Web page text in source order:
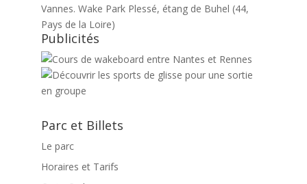
Vannes. Wake Park Plessé, étang de Buhel (44,
Pays de la Loire)
Publicités
Parc et Billets
Le parc
Horaires et Tarifs